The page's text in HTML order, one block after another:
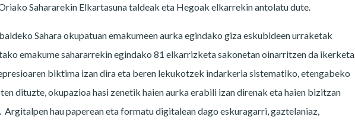
Sahararekin Elkartasuna taldeak eta Hegoak elkarrekin antolatu dute.
Sahara okupatuan emakumeen aurka egindako giza eskubideen urraketak
emakume sahararrekin egindako 81 elkarrizketa sakonetan oinarritzen da ikerketa.
biktima izan dira eta beren lekukotzek indarkeria sistematiko, etengabeko
dituzte, okupazioa hasi zenetik haien aurka erabili izan direnak eta haien bizitzan
hau paperean eta formatu digitalean dago eskuragarri, gaztelaniaz,